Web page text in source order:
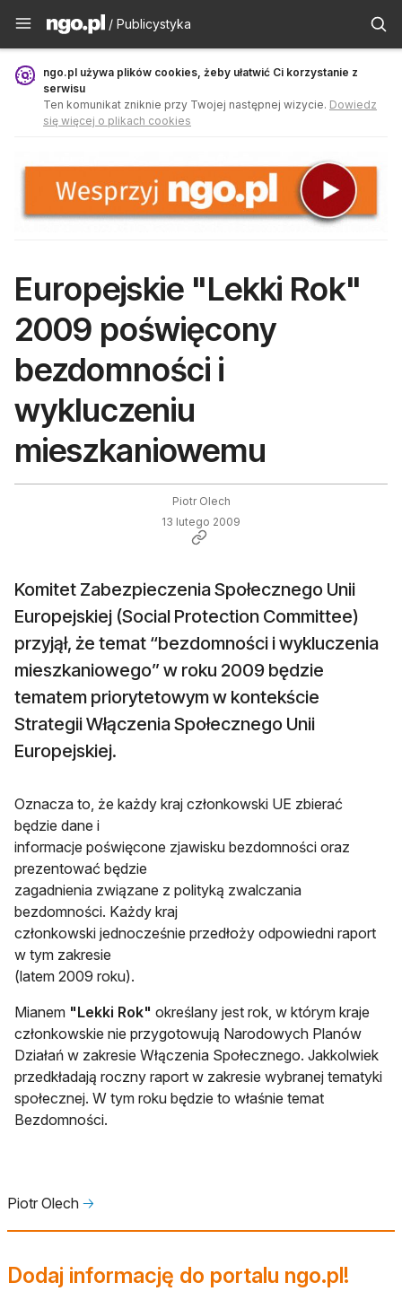
Publicystyka - ngo.pl
/ Publicystyka
ngo.pl używa plików cookies, żeby ułatwić Ci korzystanie z
serwisu
Ten komunikat zniknie przy Twojej następnej wizycie. Dowiedz
się więcej o plikach cookies
Europejskie "Lekki Rok"
2009 poświęcony
bezdomności i
wykluczeniu
mieszkaniowemu
Piotr Olech
13 lutego 2009
Komitet Zabezpieczenia Społecznego Unii
Europejskiej (Social Protection Committee)
przyjął, że temat “bezdomności i wykluczenia
mieszkaniowego” w roku 2009 będzie
tematem priorytetowym w kontekście
Strategii Włączenia Społecznego Unii
Europejskiej.
Oznacza to, że każdy kraj członkowski UE zbierać
będzie dane i
informacje poświęcone zjawisku bezdomności oraz
prezentować będzie
zagadnienia związane z polityką zwalczania
bezdomności. Każdy kraj
członkowski jednocześnie przedłoży odpowiedni raport
w tym zakresie
(latem 2009 roku).
Mianem "Lekki Rok" określany jest rok, w którym kraje
członkowskie nie przygotowują Narodowych Planów
Działań w zakresie Włączenia Społecznego. Jakkolwiek
przedkładają roczny raport w zakresie wybranej tematyki
społecznej. W tym roku będzie to właśnie temat
Bezdomności.
Piotr Olech 🡢
Dodaj informację do portalu ngo.pl!